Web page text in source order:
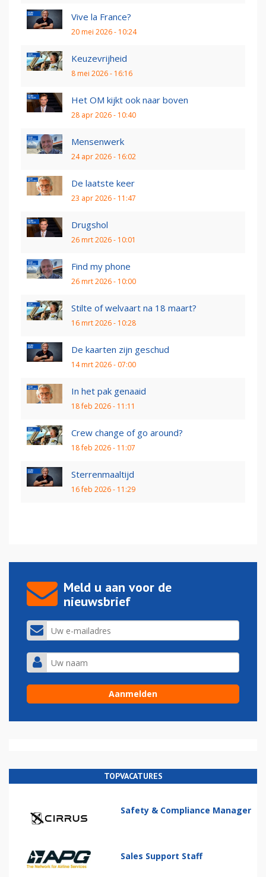
Vive la France?
20 mei 2026 - 10:24
Keuzevrijheid
8 mei 2026 - 16:16
Het OM kijkt ook naar boven
28 apr 2026 - 10:40
Mensenwerk
24 apr 2026 - 16:02
De laatste keer
23 apr 2026 - 11:47
Drugshol
26 mrt 2026 - 10:01
Find my phone
26 mrt 2026 - 10:00
Stilte of welvaart na 18 maart?
16 mrt 2026 - 10:28
De kaarten zijn geschud
14 mrt 2026 - 07:00
In het pak genaaid
18 feb 2026 - 11:11
Crew change of go around?
18 feb 2026 - 11:07
Sterrenmaaltijd
16 feb 2026 - 11:29
Meld u aan voor de
nieuwsbrief
TOPVACATURES
Safety & Compliance Manager
Sales Support Staff